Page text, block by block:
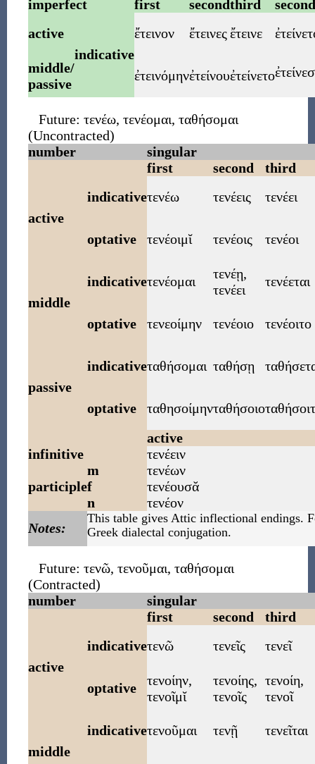
imperfect
first secondthird
second
active
indicative
ἔτεινον ἔτεινες ἔτεινε
middle/
passive
ἐτεινόμηνἐτείνουἐτείνετο
Future: τενέω, τενέομαι, ταθήσομαι
(Uncontracted)
number
singular
first
second third
active
indicativeτενέω τενέεις τενέει
optative τενέοιμῐ τενέοις τενέοι
middle
indicativeτενέομαι τενέῃ,
τενέει
τενέεται
optative τενεοίμην τενέοιο τενέοιτο
passive
indicativeταθήσομαι ταθήσῃ
optative ταθησοίμηνταθήσοιο
active
infinitive
τενέειν
participle
m
τενέων
f
τενέουσᾰ
n
τενέον
Notes:
This table gives Attic inflectional endings.
Greek dialectal conjugation.
Future: τενῶ, τενοῦμαι, ταθήσομαι
(Contracted)
number
singular
first
second third
active
indicativeτενῶ τενεῖς τενεῖ
optative τενοίην,
τενοῖμῐ
τενοίης,
τενοῖς
τενοίη,
τενοῖ
middle
indicativeτενοῦμαι τενῇ τενεῖται